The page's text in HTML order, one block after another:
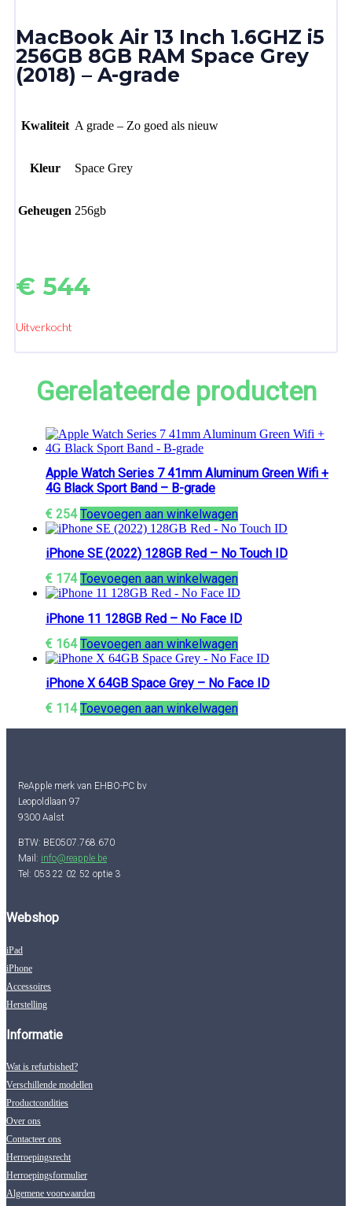
MacBook Air 13 Inch 1.6GHZ i5
256GB 8GB RAM Space Grey
(2018) – A-grade
Kwaliteit A grade – Zo goed als nieuw
Kleur Space Grey
Geheugen 256gb
€ 544
Uitverkocht
Gerelateerde producten
Apple Watch Series 7 41mm Aluminum Green Wifi +
4G Black Sport Band – B-grade
€ 254 Toevoegen aan winkelwagen
iPhone SE (2022) 128GB Red – No Touch ID
€ 174 Toevoegen aan winkelwagen
iPhone 11 128GB Red – No Face ID
€ 164 Toevoegen aan winkelwagen
iPhone X 64GB Space Grey – No Face ID
€ 114 Toevoegen aan winkelwagen
ReApple merk van EHBO-PC bv
Leopoldlaan 97
9300 Aalst
BTW: BE0507.768.670
Mail: info@reapple.be
Tel: 053 22 02 52 optie 3
Webshop
iPad
iPhone
Accessoires
Herstelling
Informatie
Wat is refurbished?
Verschillende modellen
Productcondities
Over ons
Contacteer ons
Herroepingsrecht
Herroepingsformulier
Algemene voorwaarden